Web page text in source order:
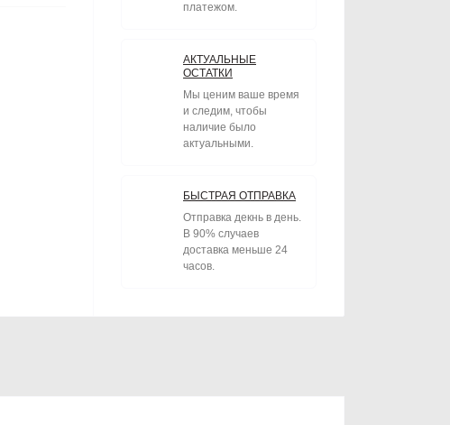
платежом.
АКТУАЛЬНЫЕ
ОСТАТКИ
Мы ценим ваше время
и следим, чтобы
наличие было
актуальными.
БЫСТРАЯ ОТПРАВКА
Отправка декнь в день.
В 90% случаев
доставка меньше 24
часов.